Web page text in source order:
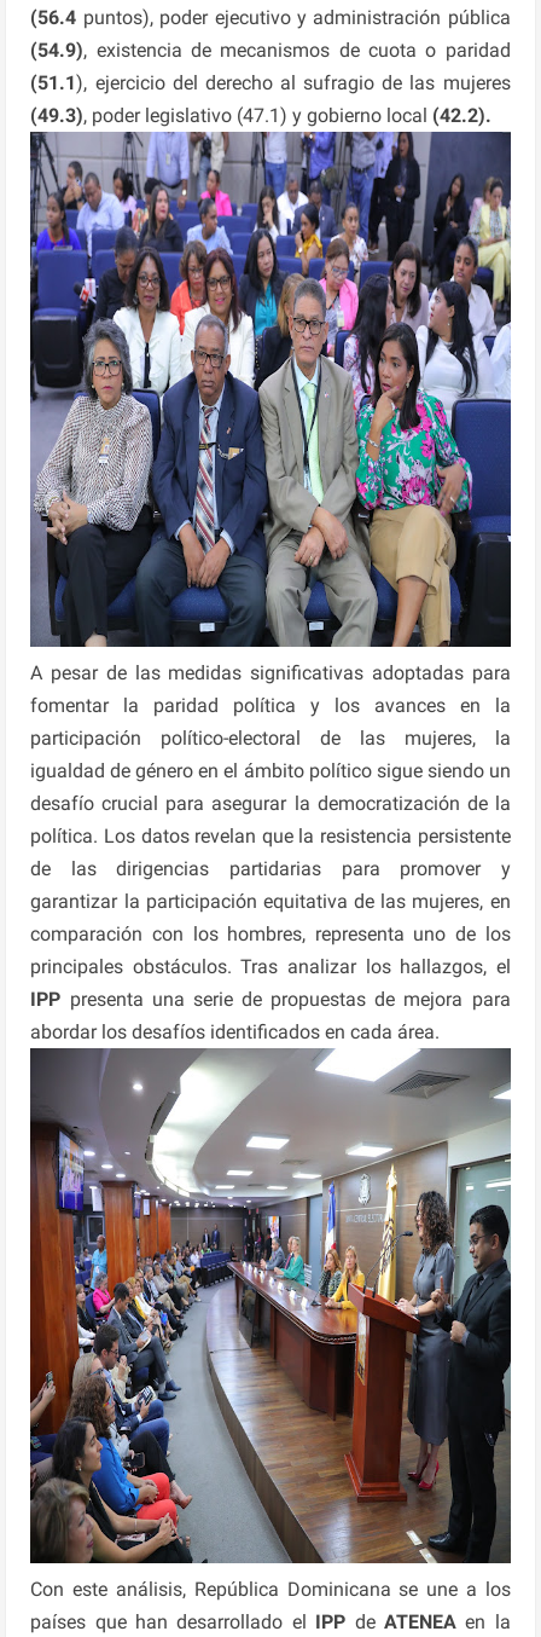
(56.4 puntos), poder ejecutivo y administración pública
(54.9), existencia de mecanismos de cuota o paridad
(51.1), ejercicio del derecho al sufragio de las mujeres
(49.3), poder legislativo (47.1) y gobierno local (42.2).
A pesar de las medidas significativas adoptadas para
fomentar la paridad política y los avances en la
participación político-electoral de las mujeres, la
igualdad de género en el ámbito político sigue siendo un
desafío crucial para asegurar la democratización de la
política. Los datos revelan que la resistencia persistente
de las dirigencias partidarias para promover y
garantizar la participación equitativa de las mujeres, en
comparación con los hombres, representa uno de los
principales obstáculos. Tras analizar los hallazgos, el
IPP presenta una serie de propuestas de mejora para
abordar los desafíos identificados en cada área.
Con este análisis, República Dominicana se une a los
países que han desarrollado el IPP de ATENEAen la